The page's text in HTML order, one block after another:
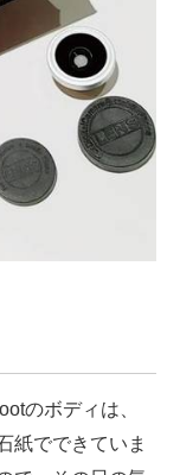
のボディは、
紙でできていま